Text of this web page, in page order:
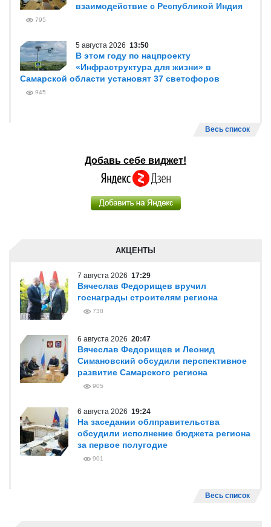
взаимодействие с Республикой Индия
795
5 августа 2026 13:50
В этом году по нацпроекту
«Инфраструктура для жизни» в
Самарской области установят 37 светофоров
945
Весь список
Добавь себе виджет!
АКЦЕНТЫ
7 августа 2026 17:29
Вячеслав Федорищев вручил
госнаграды строителям региона
738
6 августа 2026 20:47
Вячеслав Федорищев и Леонид
Симановский обсудили перспективное
развитие Самарского региона
905
6 августа 2026 19:24
На заседании облправительства
обсудили исполнение бюджета региона
за первое полугодие
901
Весь список